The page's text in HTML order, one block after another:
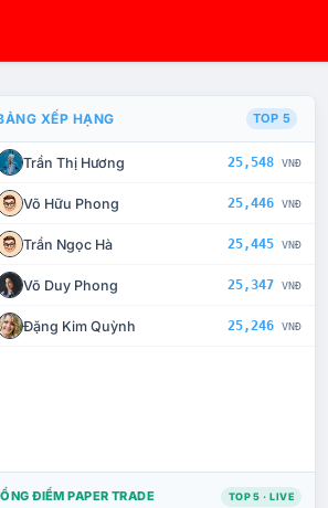
CHẾ TÀI XỬ LÝ VI PHẠM
XẾP HẠNG TOP 5
Trần Thị Hương 25,548 VNĐ
Võ Hữu Phong 25,446 VNĐ
Trần Ngọc Hà 25,445 VNĐ
Võ Duy Phong 25,347 VNĐ
Đặng Kim Quỳnh 25,246 VNĐ
ĐIỂM PAPER TRADE TOP 5 · LIVE